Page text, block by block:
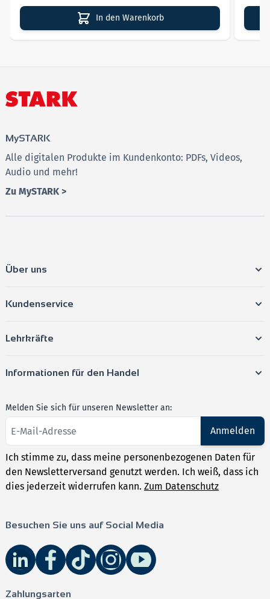
In den Warenkorb
MySTARK
Alle digitalen Produkte im Kundenkonto: PDFs, Videos,
Audio und mehr!
Zu MySTARK >
Über uns
Kundenservice
Lehrkräfte
Informationen für den Handel
Melden Sie sich für unseren Newsletter an:
Anmelden
Ich stimme zu, dass meine personenbezogenen Daten für
den Newsletterversand genutzt werden. Ich weiß, dass ich
dies jederzeit widerrufen kann. Zum Datenschutz
Besuchen Sie uns auf Social Media
Zahlungsarten